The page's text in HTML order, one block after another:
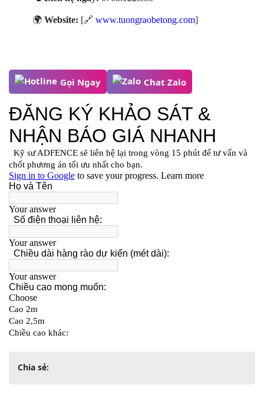
🌍 Website: [🔗 www.tuongraobetong.com]
Gọi Ngay Chat Zalo
Chia sẻ: